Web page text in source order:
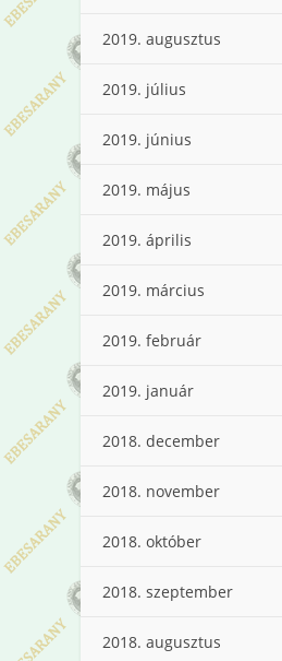
2019. augusztus
2019. július
2019. június
2019. május
2019. április
2019. március
2019. február
2019. január
2018. december
2018. november
2018. október
2018. szeptember
2018. augusztus